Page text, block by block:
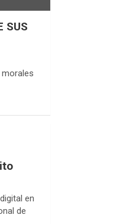
SUS
morales
en
de